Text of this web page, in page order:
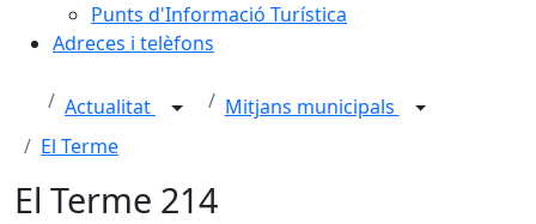
Punts d'Informació Turística
Adreces i telèfons
Actualitat
Mitjans municipals
El Terme
El Terme 214